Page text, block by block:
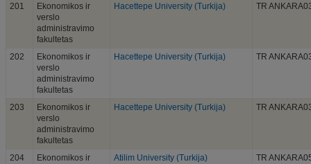
201
Ekonomikos ir
verslo
administravimo
fakultetas
Hacettepe University (Turkija) TR
202
Ekonomikos ir
verslo
administravimo
fakultetas
Hacettepe University (Turkija) TR
203
Ekonomikos ir
verslo
administravimo
fakultetas
Hacettepe University (Turkija) TR
204 Ekonomikos ir Atilim University (Turkija) TR